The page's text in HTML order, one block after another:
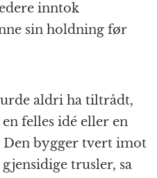
inntok
sin holdning før
aldri ha tiltrådt,
felles idé eller en
bygger tvert imot
trusler, sa